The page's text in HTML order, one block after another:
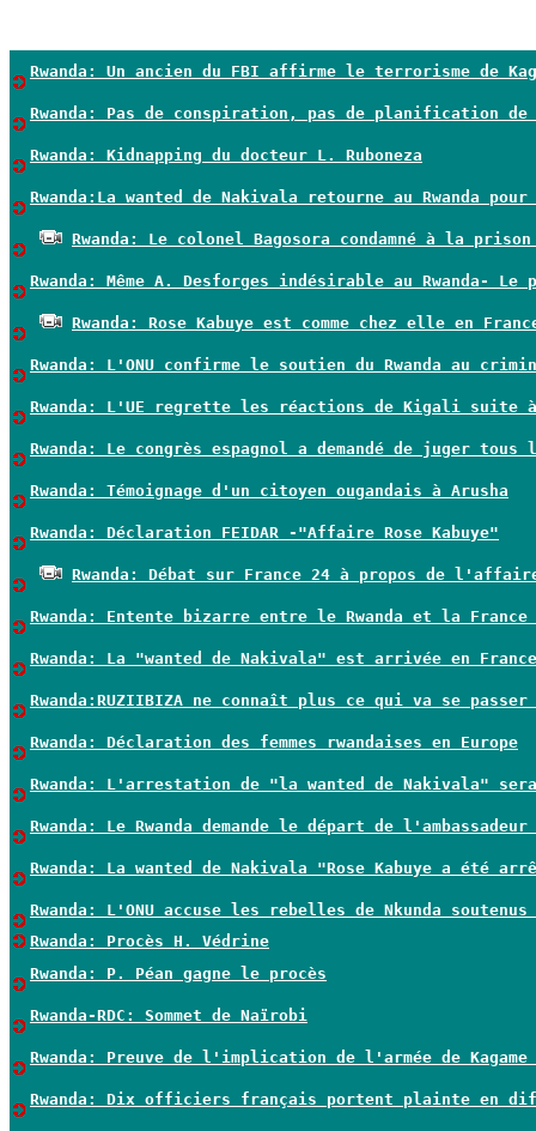
Rwanda: Un ancien du FBI affirme le terrorisme de
Rwanda: Pas de conspiration, pas de planification
Rwanda: Kidnapping du docteur L. Ruboneza
Rwanda:La wanted de Nakivala retourne au Rwanda
Rwanda: Le colonel Bagosora condamné à la
Rwanda: Même A. Desforges indésirable au Rwanda- Le
Rwanda: Rose Kabuye est comme chez elle en
Rwanda: L'ONU confirme le soutien du Rwanda au
Rwanda: L'UE regrette les réactions de Kigali suite
Rwanda: Le congrès espagnol a demandé de juger
Rwanda: Témoignage d'un citoyen ougandais à Arusha
Rwanda: Déclaration FEIDAR -"Affaire Rose Kabuye"
Rwanda: Débat sur France 24 à propos de
Rwanda: Entente bizarre entre le Rwanda et la France
Rwanda: La "wanted de Nakivala" est arrivée en France
Rwanda:RUZIIBIZA ne connaît plus ce qui va se
Rwanda: Déclaration des femmes rwandaises en Europe
Rwanda: L'arrestation de "la wanted de Nakivala"
Rwanda: Le Rwanda demande le départ de l'ambassadeur
Rwanda: La wanted de Nakivala "Rose Kabuye a été
Rwanda: L'ONU accuse les rebelles de Nkunda
Rwanda: Procès H. Védrine
Rwanda: P. Péan gagne le procès
Rwanda-RDC: Sommet de Naïrobi
Rwanda: Preuve de l'implication de l'armée de
Rwanda: Dix officiers français portent plainte en